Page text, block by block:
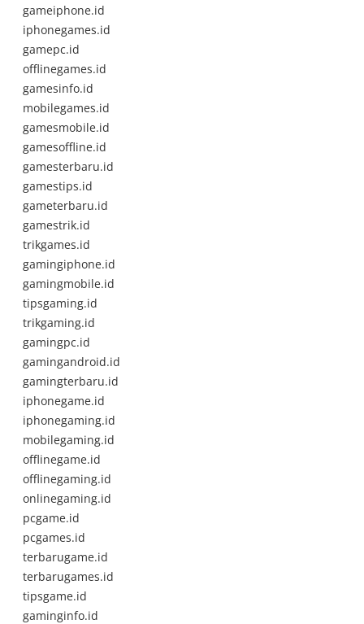
gameiphone.id
iphonegames.id
gamepc.id
offlinegames.id
gamesinfo.id
mobilegames.id
gamesmobile.id
gamesoffline.id
gamesterbaru.id
gamestips.id
gameterbaru.id
gamestrik.id
trikgames.id
gamingiphone.id
gamingmobile.id
tipsgaming.id
trikgaming.id
gamingpc.id
gamingandroid.id
gamingterbaru.id
iphonegame.id
iphonegaming.id
mobilegaming.id
offlinegame.id
offlinegaming.id
onlinegaming.id
pcgame.id
pcgames.id
terbarugame.id
terbarugames.id
tipsgame.id
gaminginfo.id